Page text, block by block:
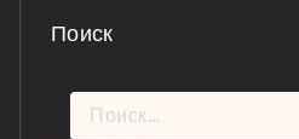
Поиск
Найти: